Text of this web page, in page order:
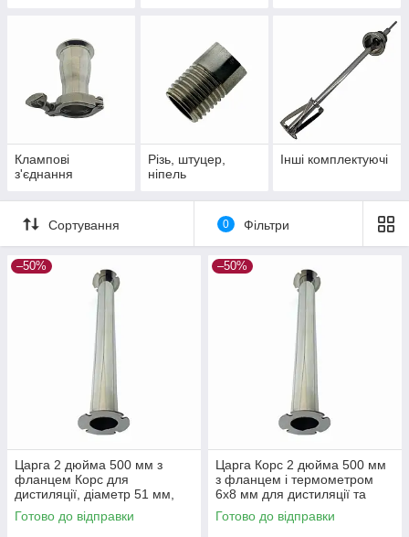
Клампові
з'єднання
Різь, штуцер,
ніпель
Інші комплектуючі
Сортування 0 Фільтри
–50%
Царга 2 дюйма 500 мм з
фланцем Корс для
дистиляції, діаметр 51 мм,
товщина стінки 1.5 мм
Готово до відправки
–50%
Царга Корс 2 дюйма 500 мм
з фланцем і термометром
6х8 мм для дистиляції та
ректифікації
Готово до відправки